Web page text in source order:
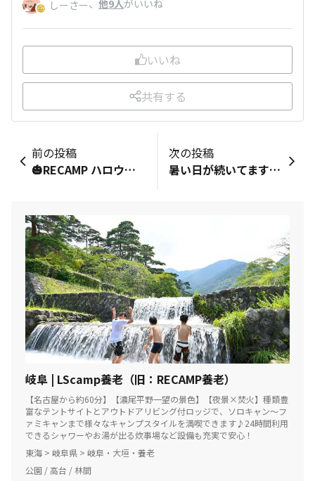
しーさー、 他9人がいいね
いいね
共有する
岐阜 | LScamp養老（旧：RECAMP養老）
【名古屋から約60分】【濃尾平野一望の景色】【夜景×焚火】種類豊
富なテントサイトとアウトドアリビング付ロッジで、ソロキャン～フ
ァミキャンまで様々なキャンプスタイルを満喫できます♪24時間利用
できるシャワーやお湯が出る炊事場など設備も充実で安心！
東海 > 岐阜県 > 岐阜・大垣・養老
公園 / 高台 / 林間
前の投稿
🎃RECAMP ハロウィンイベント開催！コンセプトは「Magic Forest Halloween Camp」&nbsp;魔法と変身で、自然とつながる。— ちょっと怖くて、すごく楽しい —いつもと違う自分になって、自然にふれながら、人とのつながりを感じる、“感謝”を分かち合う文化祭。&nbsp;■イベント開催期間：9/26∼10/31&nbsp;🎃ハロウィン限定オリジナルステッカープレゼント！期間中にご宿泊いただいたお客様へ、ハロウィンオリジナルステッカーをプレゼントします！この時期にしか手に入らない特別なステッカーです。ぜひこのチャンスにゲットしてください！&nbsp;◎対象期間：9月26日(金)～10月31日(金)◎対象者：・上記期間内チェックインのお客様・宿泊プランをご利用の予約代表者様※デイキャンプ・BBQは除く※1プランのご予約で1枚プレゼントいたします。（ご代表者様が2プランご予約の場合は2枚プレゼント）&nbsp;◎お渡し方法：・チェックイン時にフロントでお渡しします。・フロントに立ち寄らずチェックインされた方は、フロントまでお越しいただき、スタッフにお声がけください。🎃Monster Hunt（フィールドラリー）キャンプ場に隠れているモンスターを見つけて、あいことばを完成させよう！■参加料：無料（予約不要）フロントにある用紙を取り、ご自由にご参加ください。🎃 Halloween Craft（クラフトイベント）「魔法と変身」をテーマに、自然素材を使って、自由に工作しよう！■参加料：無料(予約不要)※フリースペースです。ご自由にご参加ください。■場所：RECAMPおだわら管理棟前🎃 Monster Silhouette（モンスターシルエット）モンスター型のシールを作って、テントに貼ろう！夜になるとモンスターが浮かび上がるよ！■参加料：1枚 100円(予約不要)※ご参加の場合は、フロントにてお申込みください。
次の投稿
暑い日が続いてますが、夕方は夕陽も綺麗で過ごしやすいです&nbsp;東京都心から60分、ハワイをテーマにした グランピング&amp;キャンプ施設 @aloha_glamping_resort#茨城グランピング#関東グランピング#グランピング#glamping#bbq#コテージ#女子旅#グランピング女子会#カップル旅行#子連れグランピング#家族旅行#茨城#茨城旅行#茨城観光#茨城バーベキュー#境町#わんこと泊まれる宿#愛犬と泊まれる宿#アウトドア#アウトドアサウナ#キャンプ#ALOHAグランピングリゾート#アサイー#アサイーボウル&nbsp;#茨城グランピング#関東グランピング#グランピング#glamping#bbq#コテージ#女子旅#グランピング女子会#カップル旅行#子連れグランピング#家族旅行#茨城#茨城旅行#茨城観光#茨城バーベキュー#境町#わんこと泊まれる宿#愛犬と泊まれる宿#アウトドア#アウトドアサウナ#キャンプ#ALOHAグランピングリゾート#アサイー#アサイーボウル